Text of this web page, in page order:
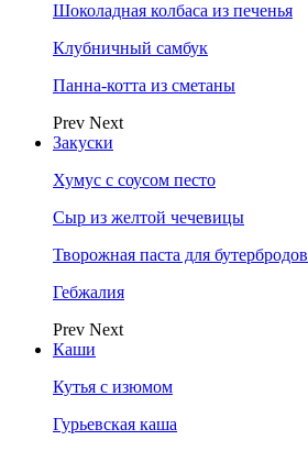
Шоколадная колбаса из печенья
Клубничный самбук
Панна-котта из сметаны
Prev Next
Закуски
Хумус с соусом песто
Сыр из желтой чечевицы
Творожная паста для бутербродов
Гебжалия
Prev Next
Каши
Кутья с изюмом
Гурьевская каша